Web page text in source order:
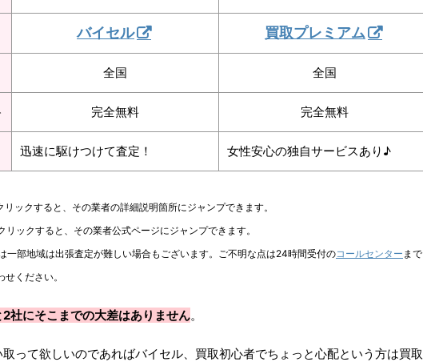
バイセル 買取プレミアム
全国 全国
完全無料 完全無料
迅速に駆けつけて査定！ 女性安心の独自サービスあり♪
ックすると、その業者の詳細説明箇所にジャンプできます。
ックすると、その業者公式ページにジャンプできます。
部地域は出張査定が難しい場合もございます。ご不明な点は24時間受付のコールセンター まで
ください。
社にそこまでの大差はありません。
って欲しいのであればバイセル、買取初心者でちょっと心配という方は買取